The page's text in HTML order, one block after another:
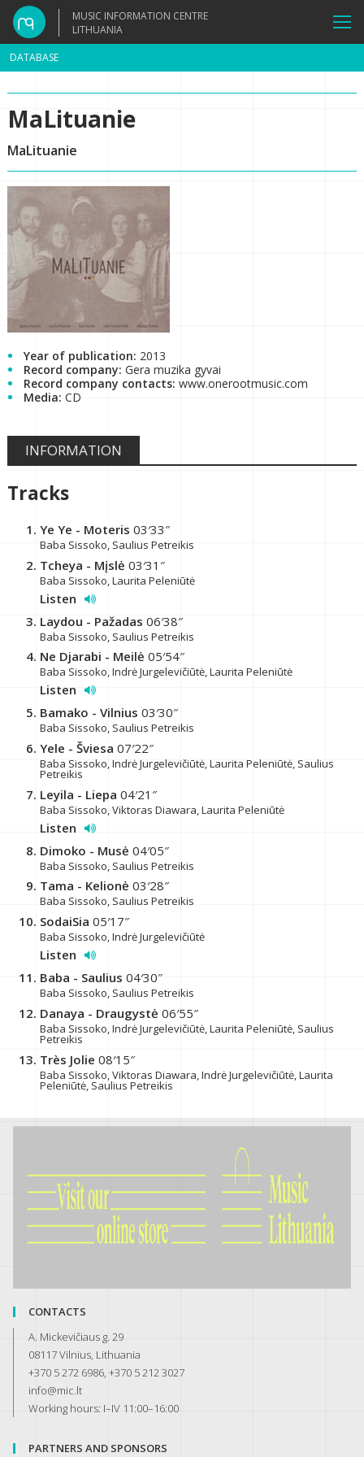
MUSIC INFORMATION CENTRE
LITHUANIA
DATABASE
MaLituanie
MaLituanie
Year of publication: 2013
Record company: Gera muzika gyvai
Record company contacts: www.onerootmusic.com
Media: CD
INFORMATION
Tracks
Ye Ye - Moteris 03′33″
Baba Sissoko, Saulius Petreikis
Tcheya - Mįslė 03′31″
Baba Sissoko, Laurita Peleniūtė
Listen
Laydou - Pažadas 06′38″
Baba Sissoko, Saulius Petreikis
Ne Djarabi - Meilė 05′54″
Baba Sissoko, Indrė Jurgelevičiūtė, Laurita Peleniūtė
Listen
Bamako - Vilnius 03′30″
Baba Sissoko, Saulius Petreikis
Yele - Šviesa 07′22″
Baba Sissoko, Indrė Jurgelevičiūtė, Laurita Peleniūtė, Saulius
Petreikis
Leyila - Liepa 04′21″
Baba Sissoko, Viktoras Diawara, Laurita Peleniūtė
Listen
Dimoko - Musė 04′05″
Baba Sissoko, Saulius Petreikis
Tama - Kelionė 03′28″
Baba Sissoko, Saulius Petreikis
SodaiSia 05′17″
Baba Sissoko, Indrė Jurgelevičiūtė
Listen
Baba - Saulius 04′30″
Baba Sissoko, Saulius Petreikis
Danaya - Draugystė 06′55″
Baba Sissoko, Indrė Jurgelevičiūtė, Laurita Peleniūtė, Saulius
Petreikis
Très Jolie 08′15″
Baba Sissoko, Viktoras Diawara, Indrė Jurgelevičiūtė, Laurita
Peleniūtė, Saulius Petreikis
CONTACTS
A. Mickevičiaus g. 29
08117 Vilnius, Lithuania
+370 5 272 6986, +370 5 212 3027
info@mic.lt
Working hours: I–IV 11:00–16:00
PARTNERS AND SPONSORS